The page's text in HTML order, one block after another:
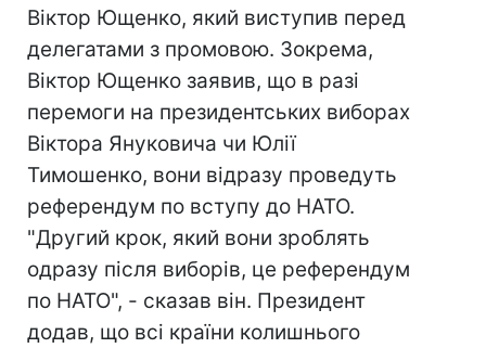
Віктор Ющенко, який виступив перед
делегатами з промовою. Зокрема,
Віктор Ющенко заявив, що в разі
перемоги на президентських виборах
Віктора Януковича чи Юлії
Тимошенко, вони відразу проведуть
референдум по вступу до НАТО.
"Другий крок, який вони зроблять
одразу після виборів, це референдум
по НАТО", - сказав він. Президент
додав, що всі країни колишнього